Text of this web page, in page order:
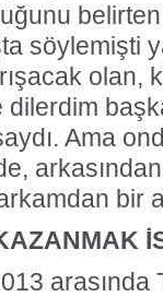
söylemişti
olan,
Ama
bir
arasında